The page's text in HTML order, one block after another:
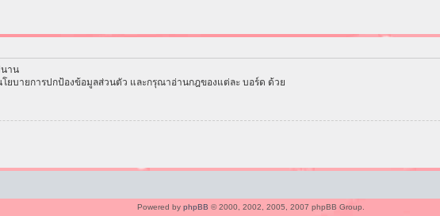
าน
บายการปกป้องข้อมูลส่วนตัว และกรุณาอ่านกฎของแต่ละ บอร์ด ด้วย
Powered byphpBB © 2000, 2002, 2005, 2007 phpBB Group.